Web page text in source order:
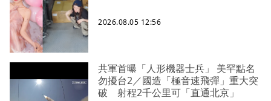
2026.08.05 12:56
共軍首曝「人形機器士兵」 美罕點名
勿擾台2／國造「極音速飛彈」重大突
破 射程2千公里可「直通北京」